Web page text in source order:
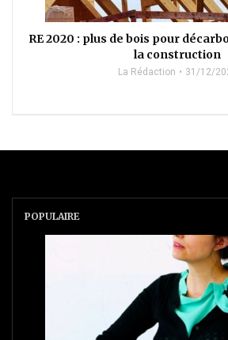
RE 2020 : plus de bois pour
la construction
La Rédaction 31/12/
POPULAIRE